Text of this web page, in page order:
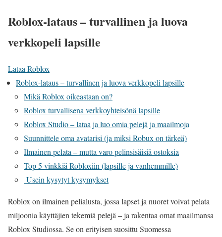
Roblox-lataus – turvallinen ja luova
verkkopeli lapsille
Lataa Roblox
Roblox-lataus – turvallinen ja luova verkkopeli lapsille
Mikä Roblox oikeastaan on?
Roblox turvallisena verkkoyhteisönä lapsille
Roblox Studio – lataa ja luo omia pelejä ja maailmoja
Suunnittele oma avatarisi (ja miksi Robux on tärkeä)
Ilmainen pelata – mutta varo pelinsisäisiä ostoksia
Top 5 vinkkiä Robloxiin (lapsille ja vanhemmille)
Usein kysytyt kysymykset
Roblox on ilmainen pelialusta, jossa lapset ja nuoret voivat pelata
miljoonia käyttäjien tekemiä pelejä – ja rakentaa omat maailmansa
Roblox Studiossa. Se on erityisen suosittu Suomessa